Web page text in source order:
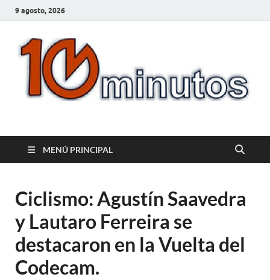
9 agosto, 2026
10minutos.com.uy
MENÚ PRINCIPAL
Ciclismo: Agustín Saavedra
y Lautaro Ferreira se
destacaron en la Vuelta del
Codecam.